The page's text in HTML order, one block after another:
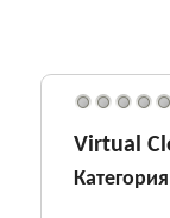
Аудио и
Браузеры
Графика
Virtual